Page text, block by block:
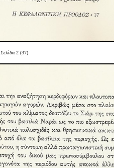
Σελίδα 2 (37)